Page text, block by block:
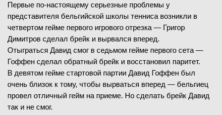
Первые по-настоящему серьезные проблемы у
представителя бельгийской школы тенниса возникли в
четвертом гейме первого игрового отрезка — Григор
Димитров сделал брейк и вырвался вперед.
Отыграться Давид смог в седьмом гейме первого сета —
Гоффен сделал обратный брейк и восстановил паритет.
В девятом гейме стартовой партии Давид Гоффен был
очень близок к тому, чтобы вырваться вперед — бельгиец
провел отличный гейм на приеме. Но сделать брейк Давид
так и не смог.